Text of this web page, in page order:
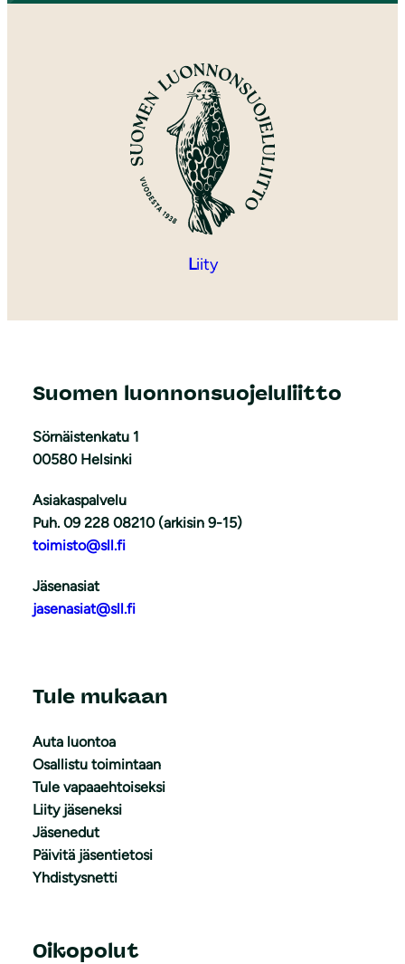
Liity
Suomen luonnonsuojeluliitto
Sörnäistenkatu 1
00580 Helsinki
Asiakaspalvelu
Puh. 09 228 08210 (arkisin 9-15)
toimisto@sll.fi
Jäsenasiat
jasenasiat@sll.fi
Tule mukaan
Auta luontoa
Osallistu toimintaan
Tule vapaaehtoiseksi
Liity jäseneksi
Jäsenedut
Päivitä jäsentietosi
Yhdistysnetti
Oikopolut